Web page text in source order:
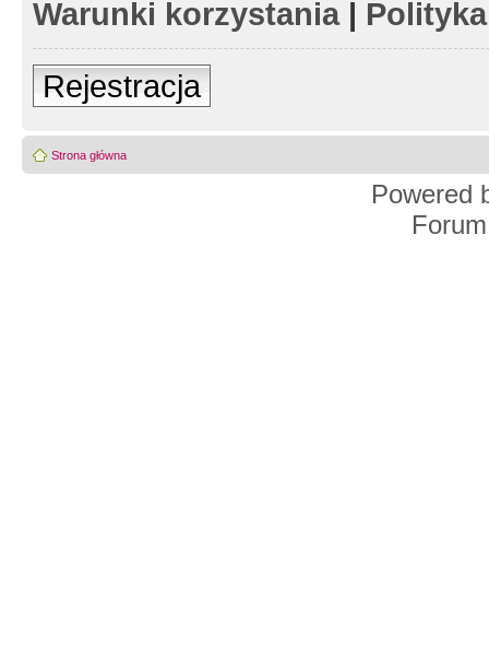
Warunki korzystania|
Rejestracja
Strona główna
Powered